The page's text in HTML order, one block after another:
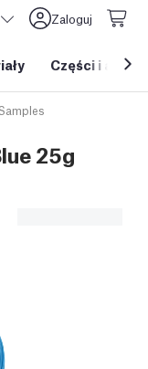
Zaloguj
Części i
25g